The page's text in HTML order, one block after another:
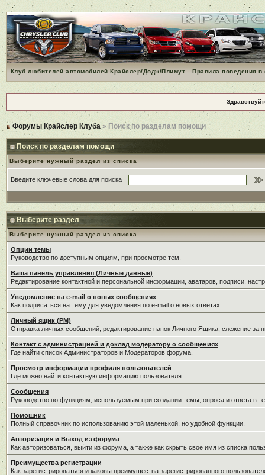
Клуб любителей автомобилей Крайслер/Додж/Плимут Правила поведения
Форумы Крайслер Клуба » Поиск по разделам помощи
Поиск по разделам помощи
Выберите нужный раздел из списка
Введите ключевые слова для поиска
Выберите раздел
Выберите нужный раздел из списка
Опции темы
Руководство по доступным опциям, при просмотре тем.
Ваша панель управления (Личные данные)
Редактирование контактной и персональной информации, аватаров, подписи,
Уведомление на e-mail о новых сообщениях
Как подписаться на тему для уведомления по e-mail о новых ответах.
Личный ящик (PM)
Отправка личных сообщений, редактирование папок Личного Ящика, слежение
Контакт с администрацией и доклад модератору о сообщениях
Где найти список Администраторов и Модераторов форума.
Просмотр информации профиля пользователей
Где можно найти контактную информацию пользователя.
Сообщения
Руководство по функциям, используемым при создании темы, опроса и ответа в
Помощник
Полный справочник по использованию этой маленькой, но удобной функции.
Авторизация и Выход из форума
Как авторизоваться, выйти из форума, а также как скрыть свое имя из списка
Преимущества регистрации
Как зарегистрироваться и каковы преимущества зарегистрированного